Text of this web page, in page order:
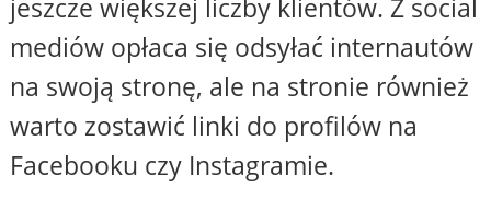
jeszcze większej liczby klientów. Z social
mediów opłaca się odsyłać internautów
na swoją stronę, ale na stronie również
warto zostawić linki do profilów na
Facebooku czy Instagramie.